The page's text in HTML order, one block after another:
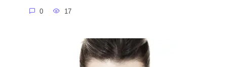
0 17